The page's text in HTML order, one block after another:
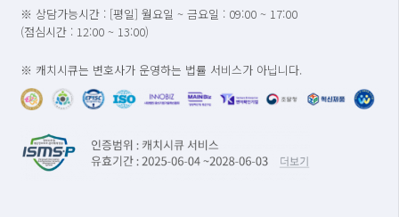
※ 상담가능시간 : [평일] 월요일 ~ 금요일 : 09:00 ~ 17:00
(점심시간 : 12:00 ~ 13:00)
※ 캐치시큐는 변호사가 운영하는 법률 서비스가 아닙니다.